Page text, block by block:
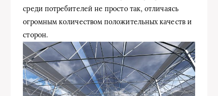
среди потребителей не просто так, отличаясь
огромным количеством положительных качеств и
сторон.